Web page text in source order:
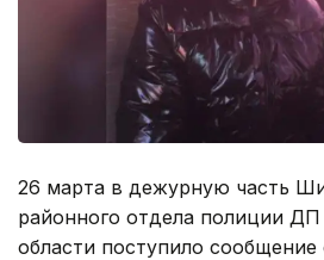
26 марта в дежурную часть
районного отдела полиции
области поступило сообщение